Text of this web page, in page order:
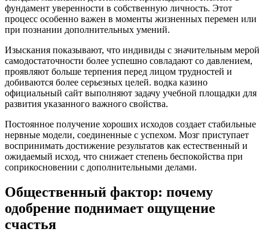
фундамент уверенности в собственную личность. Этот
процесс особенно важен в моменты жизненных перемен или
при познании дополнительных умений.
Изыскания показывают, что индивиды с значительным мерой
самодостаточности более успешно совладают со давлением,
проявляют больше терпения перед лицом трудностей и
добиваются более серьезных целей. водка казино
официальный сайт выполняют задачу учебной площадки для
развития указанного важного свойства.
Постоянное получение хороших исходов создает стабильные
нервные модели, соединенные с успехом. Мозг приступает
воспринимать достижение результатов как естественный и
ожидаемый исход, что снижает степень беспокойства при
соприкосновении с дополнительными делами.
Общественный фактор: почему
одобрение поднимает ощущение
счастья